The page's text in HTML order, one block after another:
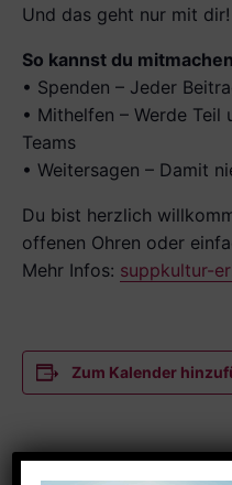
Und das geht nur mit dir!
So kannst du
• Spenden – Jeder
• Mithelfen – Werde Teil
Teams
• Weitersagen – Damit
Du bist herzlich
offenen Ohren oder
Mehr Infos: suppkultur-
Zum Kalender